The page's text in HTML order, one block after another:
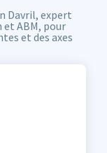
Davril, expert
ABM, pour
et des axes